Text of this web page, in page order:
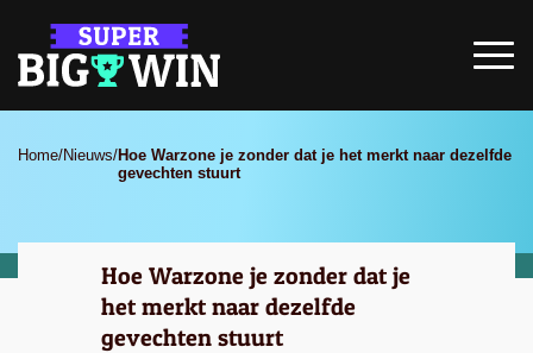
Home/Nieuws/Hoe Warzone je zonder dat je het merkt naar dezelfde
gevechten stuurt
Hoe Warzone je zonder dat je
het merkt naar dezelfde
gevechten stuurt